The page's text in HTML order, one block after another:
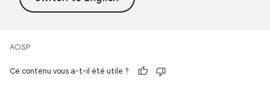
AOSP
Ce contenu vous a-t-il été utile ?